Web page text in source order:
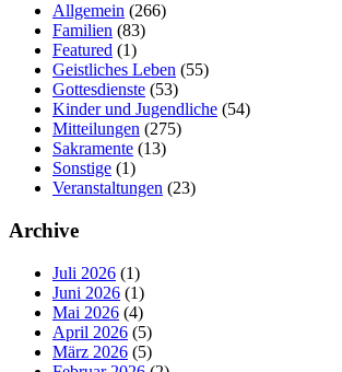
Allgemein (266)
Familien (83)
Featured (1)
Geistliches Leben (55)
Gottesdienste (53)
Kinder und Jugendliche (54)
Mitteilungen (275)
Sakramente (13)
Sonstige (1)
Veranstaltungen (23)
Archive
Juli 2026 (1)
Juni 2026 (1)
Mai 2026 (4)
April 2026 (5)
März 2026 (5)